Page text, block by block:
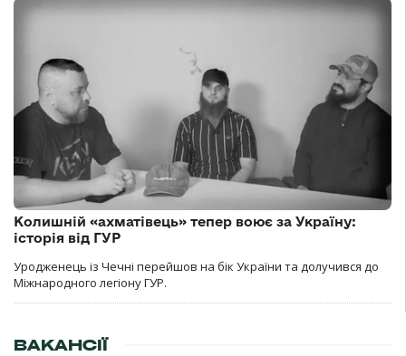
Колишній «ахматівець» тепер воює за Україну:
історія від ГУР
Уродженець із Чечні перейшов на бік України та долучився до
Міжнародного легіону ГУР.
ВАКАНСІЇ